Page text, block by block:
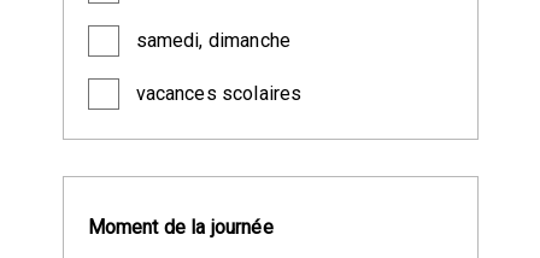
samedi, dimanche
vacances scolaires
Moment de la journée